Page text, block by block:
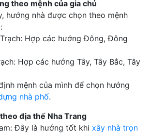
theo mệnh của gia chủ
hướng nhà được chọn theo mệnh
Hợp các hướng Đông, Đông
Hợp các hướng Tây, Tây Bắc, Tây
mệnh của mình để chọn hướng
nhà phố.
địa thế Nha Trang
Đây là hướng tốt khi xây nhà trọn